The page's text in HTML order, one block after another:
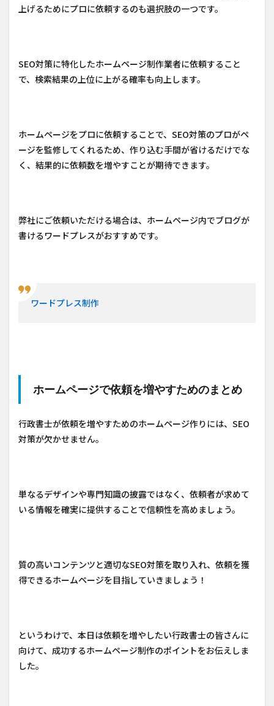
上げるためにプロに依頼するのも選択肢の一つです。
SEO対策に特化したホームページ制作業者に依頼すること
で、検索結果の上位に上がる確率も向上します。
ホームページをプロに依頼することで、SEO対策のプロがペ
ージを監修してくれるため、作り込む手間が省けるだけでな
く、結果的に依頼数を増やすことが期待できます。
弊社にご依頼いただける場合は、ホームページ内でブログが
書けるワードプレスがおすすめです。
ワードプレス制作
ホームページで依頼を増やすためのまとめ
行政書士が依頼を増やすためのホームページ作りには、SEO
対策が欠かせません。
単なるデザインや専門知識の披露ではなく、依頼者が求めて
いる情報を確実に提供することで信頼性を高めましょう。
質の高いコンテンツと適切なSEO対策を取り入れ、依頼を獲
得できるホームページを目指していきましょう！
というわけで、本日は依頼を増やしたい行政書士の皆さんに
向けて、成功するホームページ制作のポイントをお伝えしま
した。